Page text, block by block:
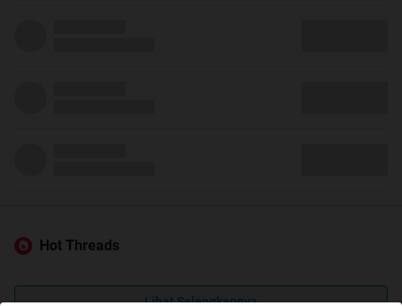
Hot Threads
Lihat Selengkapnya